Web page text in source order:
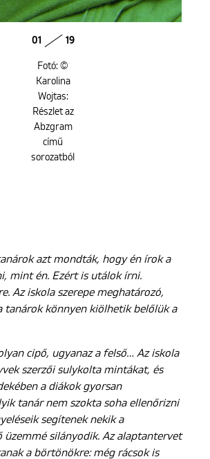
01 19
Fotó: ©
Karolina
Wojtas:
Részlet az
Abzgram
című
sorozatból
azt mondták, hogy én írok a
mint én. Ezért is utálok írni.
Az iskola szerepe meghatározó,
tanárok könnyen kiölhetik belőlük a
cipő, ugyanaz a felső… Az iskola
szerzői sulykolta mintákat, és
a diákok gyorsan
tanár nem szokta soha ellenőrizni
segítenek nekik a
silányodik. Az alaptantervet
a börtönökre: még rácsok is